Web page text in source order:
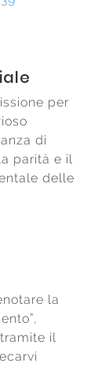
per
di
parità e il
delle
la
il